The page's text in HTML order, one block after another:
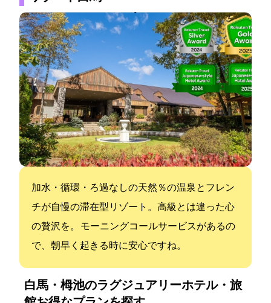
加水・循環・ろ過なしの天然100％の温泉とフレン
チが自慢の滞在型リゾート。高級とは違った心
の贅沢を。 モーニングコールサービスがあるの
で、朝早く起きる時に安心ですね。
白馬・栂池のラグジュアリーホテル・旅